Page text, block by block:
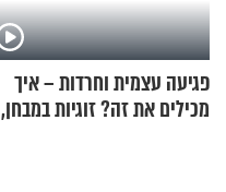
פגיעה עצמית וחרדות – איך
מכילים את זה? זוגיות במבחן,